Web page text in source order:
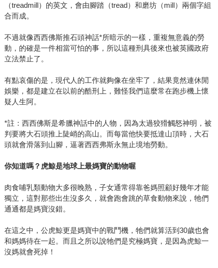
（treadmill）的英文，會由腳踏（tread）和磨坊（mill）兩個字組
合而成。
不過就像西西佛斯推石頭神話*所暗示的一樣，重複無意義的勞
動，的確是一件相當可怕的事，所以這種刑具後來也被英國政府
立法禁止了。
有點哀傷的是，現代人的工作就夠像在坐牢了，結果竟然連休閒
娛樂，都是建立在以前的酷刑上，難怪我們這麼常在跑步機上懷
疑人生阿。
*註：西西佛斯是希臘神話中的人物，因為太過狡猾觸怒神明，被
判要將大石頭推上陡峭的高山。而每當他快要抵達山頂時，大石
頭就會滑落到山腳，逼著西西弗斯永無止境地勞動。
你知道嗎？虎鯨是地球上最媽寶的動物喔
肉食哺乳類動物大多很晚熟，子女通常得靠爸媽照顧好幾年才能
獨立，這對那些出生沒多久，就會跑會跳的草食動物來說，牠們
通通都是媽寶沒錯。
在這之中，公虎鯨更是媽寶中的戰鬥機，牠們就算活到30歲也會
和媽媽待在一起。而且之所以說牠們是究極媽寶，是因為虎鯨一
沒媽就會死掉！